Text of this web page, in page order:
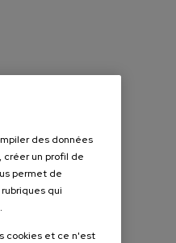
des données
créer un profil de
permet de
qui
cookies et ce n'est